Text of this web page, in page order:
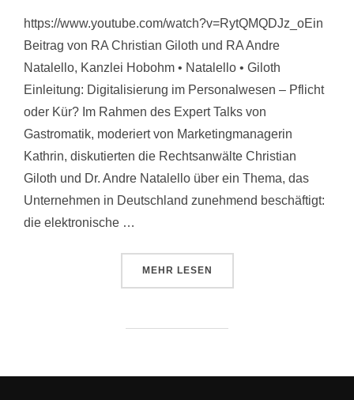
https://www.youtube.com/watch?v=RytQMQDJz_oEin
Beitrag von RA Christian Giloth und RA Andre
Natalello, Kanzlei Hobohm • Natalello • Giloth
Einleitung: Digitalisierung im Personalwesen – Pflicht
oder Kür? Im Rahmen des Expert Talks von
Gastromatik, moderiert von Marketingmanagerin
Kathrin, diskutierten die Rechtsanwälte Christian
Giloth und Dr. Andre Natalello über ein Thema, das
Unternehmen in Deutschland zunehmend beschäftigt:
die elektronische …
MEHR LESEN